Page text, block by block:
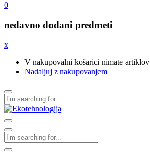
0
nedavno dodani predmeti
x
V nakupovalni košarici nimate artiklov
Nadaljuj z nakupovanjem